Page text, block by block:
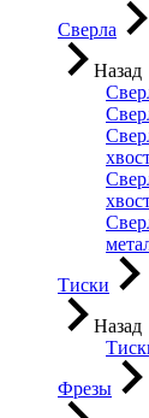
Сверла
Назад
Тиски
Назад
Фрезы